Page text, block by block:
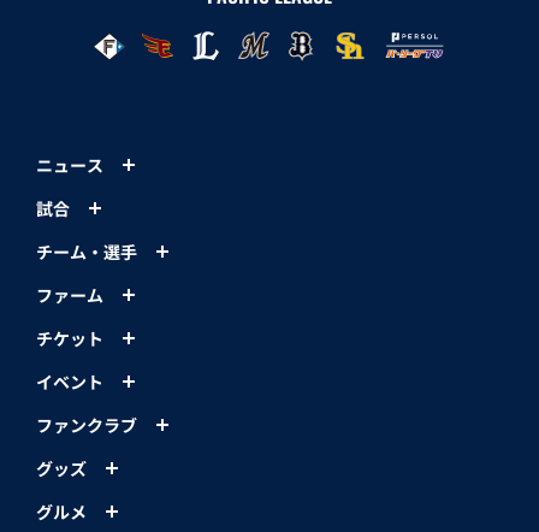
ニュース
試合
チーム・選手
ファーム
チケット
イベント
ファンクラブ
グッズ
グルメ